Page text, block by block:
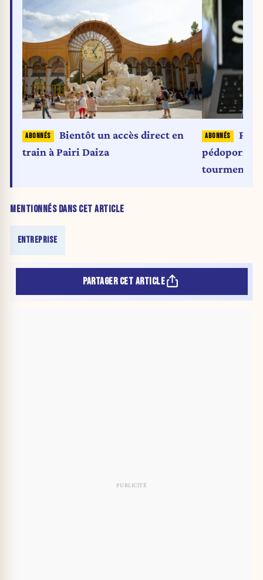
MENTIONNÉS DANS CET ARTICLE
ENTREPRISE
Bientôt un accès direct en
train à Pairi Daiza
tourmente,
PARTAGER CET ARTICLE